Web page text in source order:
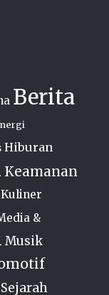
Berita
Hiburan
Keamanan
Kuliner
&
Musik
Sejarah